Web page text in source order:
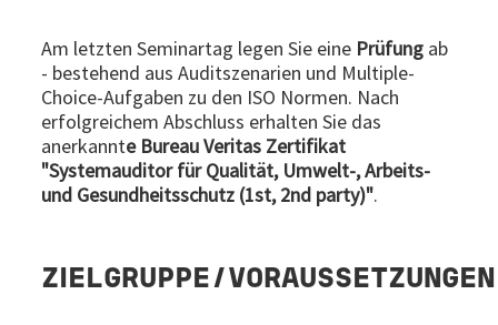
Am letzten Seminartag legen Sie eine Prüfung ab
- bestehend aus Auditszenarien und Multiple-
Choice-Aufgaben zu den ISO Normen. Nach
erfolgreichem Abschluss erhalten Sie das
anerkannte Bureau Veritas Zertifikat
"Systemauditor für Qualität, Umwelt-, Arbeits-
und Gesundheitsschutz (1st, 2nd party)".
ZIELGRUPPE/VORAUSSETZUNGEN